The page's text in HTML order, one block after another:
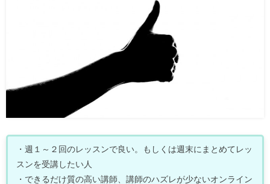
・週１～２回のレッスンで良い。もしくは週末にまとめてレッ
スンを受講したい人
・できるだけ質の高い講師、講師のハズレが少ないオンライン